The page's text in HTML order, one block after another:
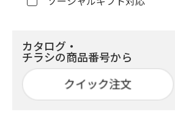
カタログ・
チラシの商品番号から